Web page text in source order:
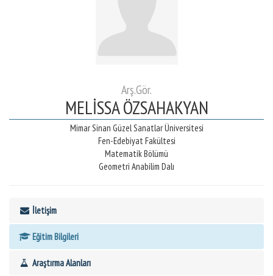
Arş.Gör.
MELİSSA ÖZSAHAKYAN
Mimar Sinan Güzel Sanatlar Üniversitesi
Fen-Edebiyat Fakültesi
Matematik Bölümü
Geometri Anabilim Dalı
İletişim
Eğitim Bilgileri
Araştırma Alanları